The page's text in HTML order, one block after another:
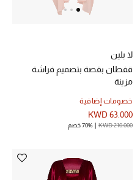
لا بلين
قفطان بقصة بتصميم فراشة
مزينة
خصومات إضافية
KWD 63.000
KWD 210.000 70% خصم